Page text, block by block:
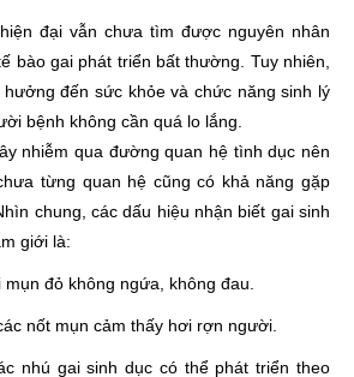
đại vẫn chưa tìm được nguyên nhân
bào gai phát triển bất thường. Tuy nhiên,
đến sức khỏe và chức năng sinh lý
bệnh không cần quá lo lắng.
nhiễm qua đường quan hệ tình dục nên
từng quan hệ cũng có khả năng gặp
chung, các dấu hiệu nhận biết gai sinh
giới là:
đỏ không ngứa, không đau.
nốt mụn cảm thấy hơi rợn người.
nhú gai sinh dục có thể phát triển theo